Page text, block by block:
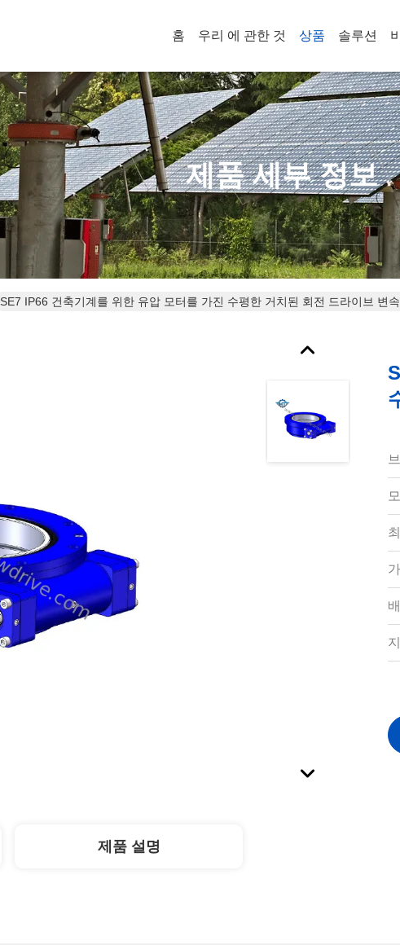
홈 우리 에 관한 것 상품 솔루션
제품 세부 정보
SE7 IP66 건축기계를 위한 유압 모터를 가진 수평한 거치된 회전 드라이브 변
제품 설명